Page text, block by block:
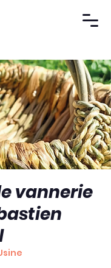
vannerie